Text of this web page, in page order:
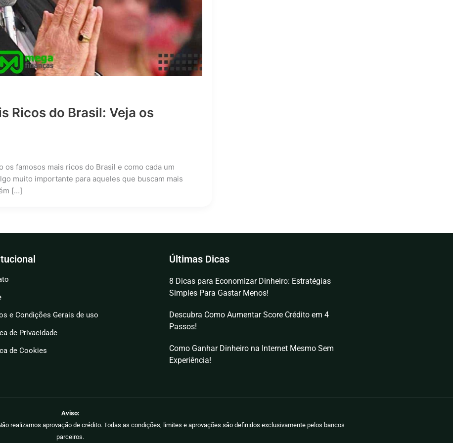
Ricos do Brasil: Veja os
famosos mais ricos do Brasil e como cada um
muito importante para aqueles que buscam mais
[…]
e Condições Gerais de uso
de Privacidade
de Cookies
Últimas Dicas
8 Dicas para Economizar Dinheiro: Estratégias
Simples Para Gastar Menos!
Descubra Como Aumentar Score Crédito em 4
Passos!
Como Ganhar Dinheiro na Internet Mesmo Sem
Experiência!
Aviso:
realizamos aprovação de crédito. Todas as condições, limites e aprovações são definidos exclusivamente pelos bancos
parceiros.